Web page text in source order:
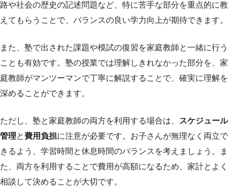
路や社会の歴史の記述問題など、特に苦手な部分を重点的に教
えてもらうことで、バランスの良い学力向上が期待できます。
また、塾で出された課題や模試の復習を家庭教師と一緒に行う
ことも有効です。塾の授業では理解しきれなかった部分を、家
庭教師がマンツーマンで丁寧に解説することで、確実に理解を
深めることができます。
ただし、塾と家庭教師の両方を利用する場合は、
スケジュール
管理と費用負担に注意が必要です。お子さんが無理なく両立で
きるよう、学習時間と休息時間のバランスを考えましょう。ま
た、両方を利用することで費用が高額になるため、家計とよく
相談して決めることが大切です。